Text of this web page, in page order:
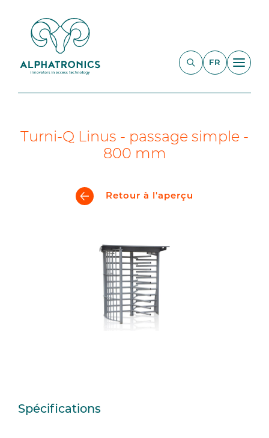
FR
Turni-Q Linus - passage simple -
800 mm
Retour à l'aperçu
Spécifications